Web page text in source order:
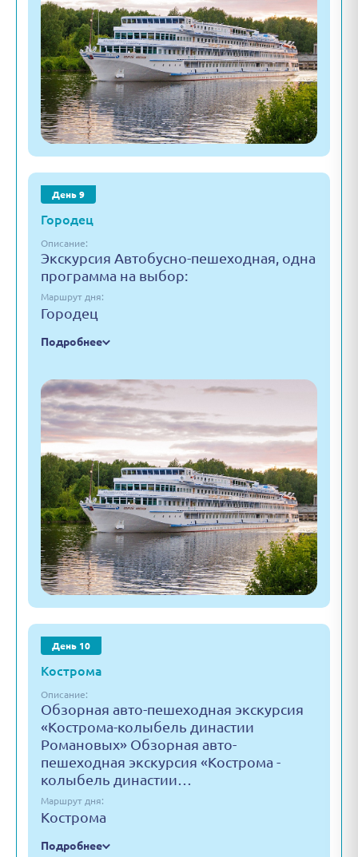
День 9
Городец
Описание:
Экскурсия Автобусно-пешеходная, одна
программа на выбор:
Маршрут дня:
Городец
Подробнее
День 10
Кострома
Описание:
Обзорная авто-пешеходная экскурсия
«Кострома-колыбель династии
Романовых» Обзорная авто-
пешеходная экскурсия «Кострома -
колыбель династии…
Маршрут дня:
Кострома
Подробнее